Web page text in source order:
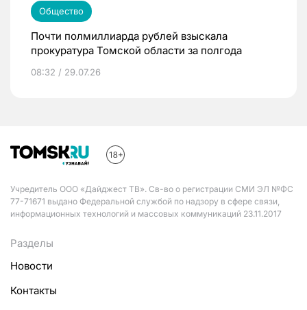
Общество
Почти полмиллиарда рублей взыскала
прокуратура Томской области за полгода
08:32 / 29.07.26
Учредитель ООО «Дайджест ТВ». Св-во о регистрации СМИ ЭЛ №ФС
77-71671 выдано Федеральной службой по надзору в сфере связи,
информационных технологий и массовых коммуникаций 23.11.2017
Разделы
Новости
Контакты